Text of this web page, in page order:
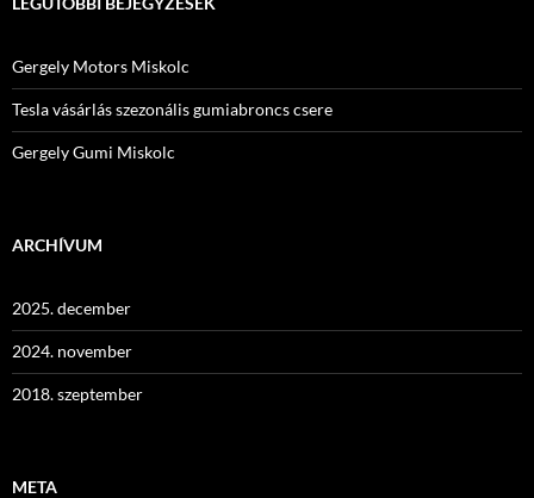
Gergely Motors Miskolc
Tesla vásárlás szezonális gumiabroncs csere
Gergely Gumi Miskolc
ARCHÍVUM
2025. december
2024. november
2018. szeptember
META